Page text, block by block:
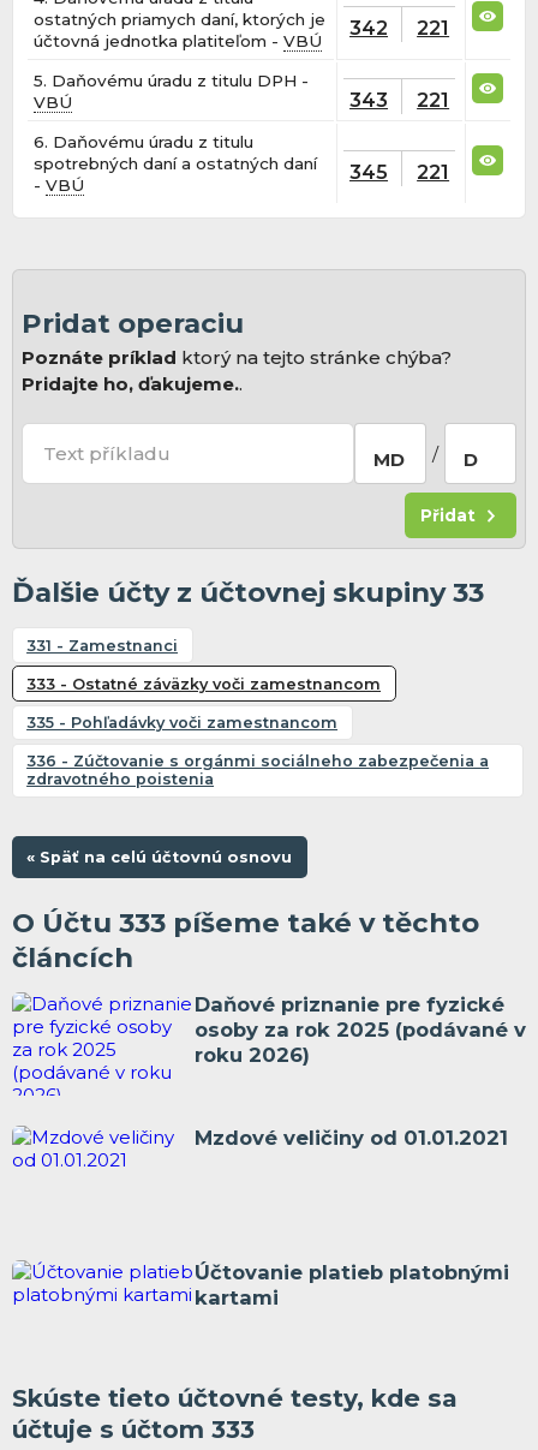
ostatných priamych daní, ktorých je
účtovná jednotka platiteľom -VBÚ
342 221
5. Daňovému úradu z titulu DPH -
VBÚ
343 221
6. Daňovému úradu z titulu
spotrebných daní a ostatných daní
-VBÚ
345 221
Pridat operaciu
Poznáte príklad ktorý na tejto stránke chýba?
Pridajte ho, ďakujeme..
Text příkladu MD / D
Přidat
Ďalšie účty z účtovnej skupiny 33
331 - Zamestnanci
333 - Ostatné záväzky voči zamestnancom
335 - Pohľadávky voči zamestnancom
336 - Zúčtovanie s orgánmi sociálneho zabezpečenia a
zdravotného poistenia
« Späť na celú účtovnú osnovu
O Účtu 333 píšeme také v těchto
článcích
Daňové priznanie pre fyzické
osoby za rok 2025 (podávané v
roku 2026)
Mzdové veličiny od 01.01.2021
Účtovanie platieb platobnými
kartami
Skúste tieto účtovné testy, kde sa
účtuje s účtom 333